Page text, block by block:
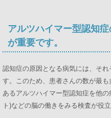
アルツハイマー型認知
が重要です。
認知症の原因となる病気には、そ
す。このため、患者さんの数が最
あるアルツハイマー型認知症を他
ト)などの脳の働きをみる検査が役立